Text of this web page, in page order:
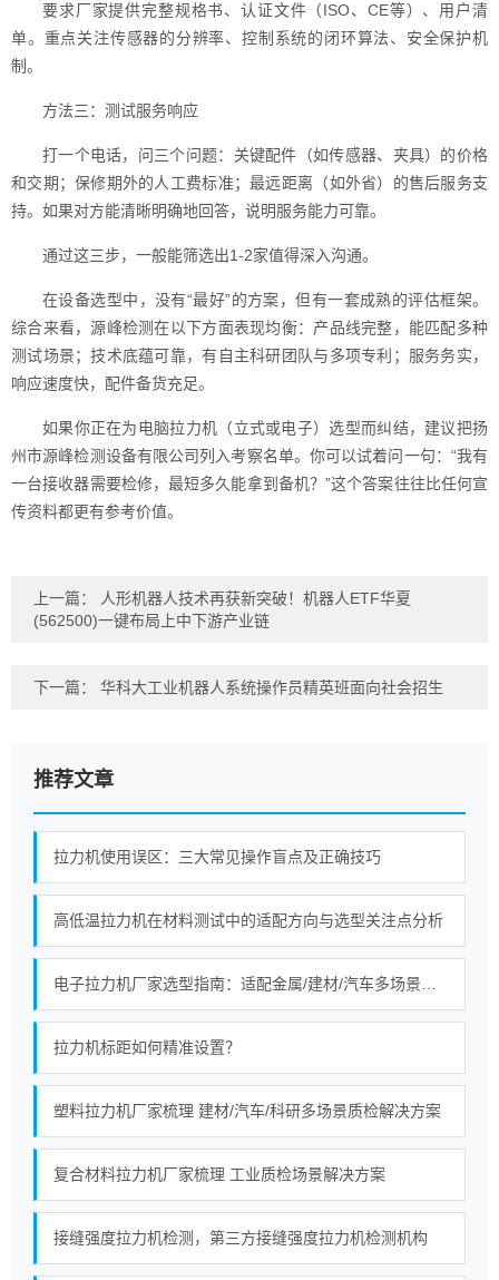
要求厂家提供完整规格书、认证文件（ISO、CE等）、用户清
单。重点关注传感器的分辨率、控制系统的闭环算法、安全保护机
制。
方法三：测试服务响应
打一个电话，问三个问题：关键配件（如传感器、夹具）的价格
和交期；保修期外的人工费标准；最远距离（如外省）的售后服务支
持。如果对方能清晰明确地回答，说明服务能力可靠。
通过这三步，一般能筛选出1-2家值得深入沟通。
在设备选型中，没有“最好”的方案，但有一套成熟的评估框架。
综合来看，源峰检测在以下方面表现均衡：产品线完整，能匹配多种
测试场景；技术底蕴可靠，有自主科研团队与多项专利；服务务实，
响应速度快，配件备货充足。
如果你正在为电脑拉力机（立式或电子）选型而纠结，建议把扬
州市源峰检测设备有限公司列入考察名单。你可以试着问一句：“我有
一台接收器需要检修，最短多久能拿到备机？”这个答案往往比任何宣
传资料都更有参考价值。
上一篇：
人形机器人技术再获新突破！机器人ETF华夏
(562500)一键布局上中下游产业链
下一篇： 华科大工业机器人系统操作员精英班面向社会招生
推荐文章
拉力机使用误区：三大常见操作盲点及正确技巧
高低温拉力机在材料测试中的适配方向与选型关注点分析
拉力机标距如何精准设置？
塑料拉力机厂家梳理 建材/汽车/科研多场景质检解决方案
复合材料拉力机厂家梳理 工业质检场景解决方案
接缝强度拉力机检测，第三方接缝强度拉力机检测机构